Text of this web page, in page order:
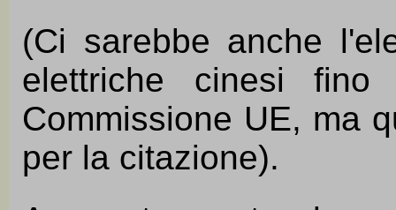
(Ci sarebbe anche
elettriche cinesi
Commissione UE, ma
per la citazione).